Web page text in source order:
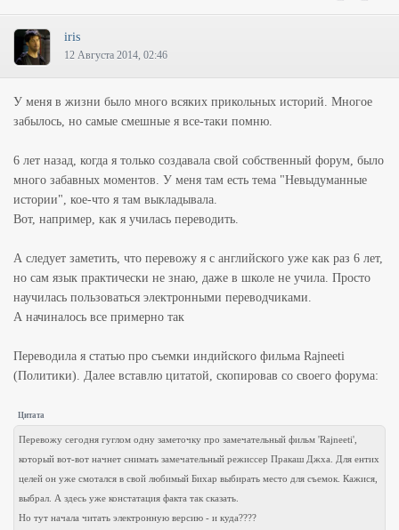
которому лет 50, в толстой куртке и тяжёлых сапогах боялся подойти туда, куда я в
лёгких маленьких сапогах и лёгкой рубахе запросто подходил? При том, что я его
раза в 2 моложе!!!
не было: если такое видео выложить, то оно бы все рекорды смеха побило...
iris
12 Августа 2014, 02:46
У меня в жизни было много всяких прикольных историй. Многое
забылось, но самые смешные я все-таки помню.
6 лет назад, когда я только создавала свой собственный форум, было
много забавных моментов. У меня там есть тема "Невыдуманные
истории", кое-что я там выкладывала.
Вот, например, как я училась переводить.
А следует заметить, что перевожу я с английского уже как раз 6 лет,
но сам язык практически не знаю, даже в школе не учила. Просто
научилась пользоваться электронными переводчиками.
А начиналось все примерно так
Переводила я статью про съемки индийского фильма Rajneeti
(Политики). Далее вставлю цитатой, скопировав со своего форума:
Цитата
Перевожу сегодня гуглом одну заметочку про замечательный фильм 'Rajneeti',
который вот-вот начнет снимать замечательный режиссер Пракаш Джха. Для ентих
целей он уже смотался в свой любимый Бихар выбирать место для съемок. Кажися,
выбрал. А здесь уже констатация факта так сказать.
Но тут начала читать электронную версию - и куда????